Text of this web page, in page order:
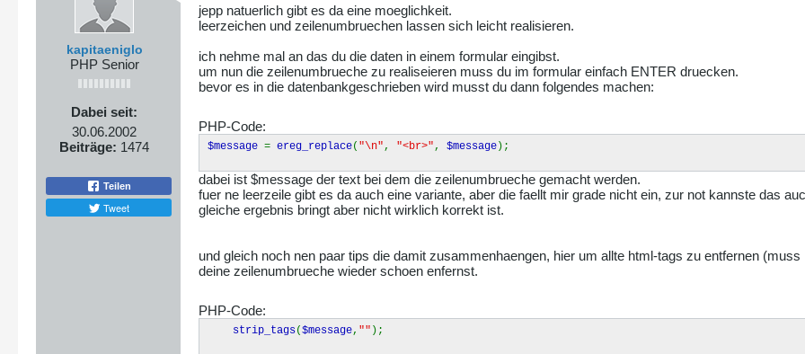
kapitaeniglo
PHP Senior
Dabei seit:
30.06.2002
Beiträge: 1474
Teilen
Tweet
jepp natuerlich gibt es da eine moeglichkeit.
leerzeichen und zeilenumbruechen lassen sich leicht realisieren.
ich nehme mal an das du die daten in einem formular eingibst.
um nun die zeilenumbrueche zu realiseieren muss du im formular einfach ENTER druecken.
bevor es in die datenbankgeschrieben wird musst du dann folgendes machen:
PHP-Code:
$message = ereg_replace( "\n" , "<br>" , $message);
dabei ist $message der text bei dem die zeilenumbrueche gemacht werden.
fuer ne leerzeile gibt es da auch eine variante, aber die faellt mir grade nicht ein, zur not kannste das
gleiche ergebnis bringt aber nicht wirklich korrekt ist.
und gleich noch nen paar tips die damit zusammenhaengen, hier um allte html-tags zu entfernen
deine zeilenumbrueche wieder schoen enfernst.
PHP-Code:
strip_tags($message, "" );